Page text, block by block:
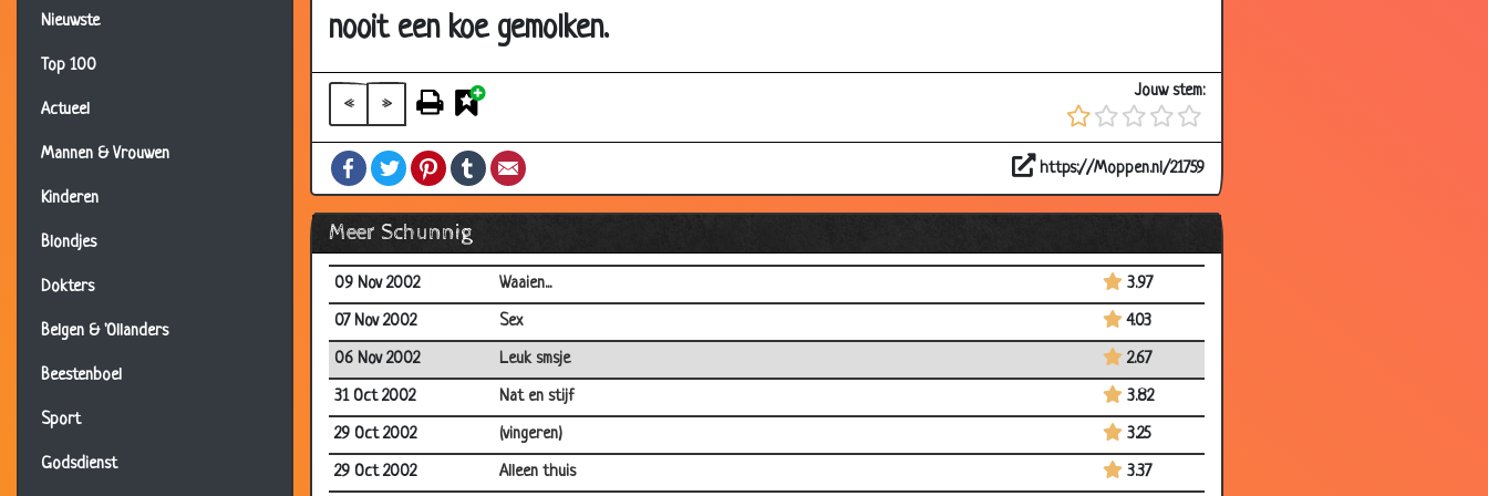
Nieuwste
Top 100
Actueel
Mannen & Vrouwen
Kinderen
Blondjes
Dokters
Belgen & 'Ollanders
Beestenboel
Sport
Godsdienst
nooit een koe gemolken.
« »
Jouw stem:
FacebookTwitterPinterestTumblr https://Moppen.nl/21759
Meer Schunnig
25 Nov 2002
Verschillende bloemen
23 Nov 2002
3.98
22 Nov 2002
Kikker plat
3.96
22 Nov 2002
Rarara
3.99
09 Nov 2002
Waaien...
3.97
07 Nov 2002
Sex
4.03
06 Nov 2002
Leuk smsje
2.67
31 Oct 2002
Nat en stijf
3.82
29 Oct 2002
(vingeren)
3.25
29 Oct 2002
Alleen thuis 3.37